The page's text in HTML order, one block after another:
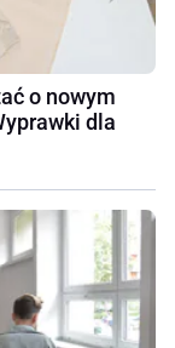
o nowym
dla